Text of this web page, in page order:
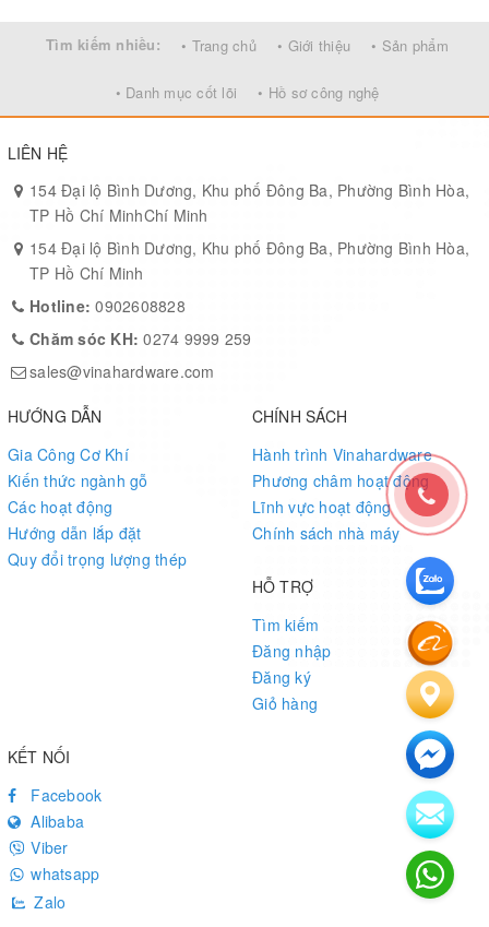
Tìm kiếm nhiều: • Trang chủ • Giới thiệu • Sản phẩm
• Danh mục cốt lõi • Hồ sơ công nghệ
LIÊN HỆ
154 Đại lộ Bình Dương, Khu phố Đông Ba, Phường Bình Hòa,
TP Hồ Chí MinhChí Minh
154 Đại lộ Bình Dương, Khu phố Đông Ba, Phường Bình Hòa,
TP Hồ Chí Minh
Hotline:0902608828
Chăm sóc KH:0274 9999 259
sales@vinahardware.com
HƯỚNG DẪN
Gia Công Cơ Khí
Kiến thức ngành gỗ
Các hoạt động
Hướng dẫn lắp đặt
Quy đổi trọng lượng thép
CHÍNH SÁCH
Hành trình Vinahardware
Phương châm hoạt động
Lĩnh vực hoạt động
Chính sách nhà máy
HỖ TRỢ
Tìm kiếm
Đăng nhập
Đăng ký
Giỏ hàng
KẾT NỐI
Facebook
Alibaba
Viber
whatsapp
Zalo